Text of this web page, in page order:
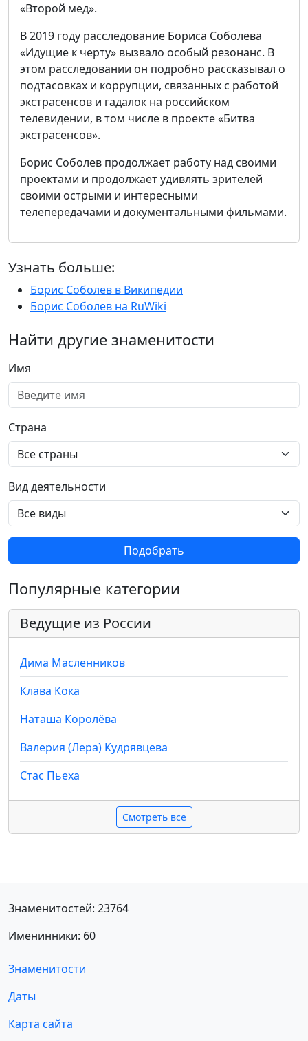
«Второй мед».
В 2019 году расследование Бориса Соболева
«Идущие к черту» вызвало особый резонанс. В
этом расследовании он подробно рассказывал о
подтасовках и коррупции, связанных с работой
экстрасенсов и гадалок на российском
телевидении, в том числе в проекте «Битва
экстрасенсов».
Борис Соболев продолжает работу над своими
проектами и продолжает удивлять зрителей
своими острыми и интересными
телепередачами и документальными фильмами.
Узнать больше:
Борис Соболев в Википедии
Борис Соболев на RuWiki
Найти другие знаменитости
Имя
Страна
Вид деятельности
Подобрать
Популярные категории
Ведущие из России
Дима Масленников
Клава Кока
Наташа Королёва
Валерия (Лера) Кудрявцева
Стас Пьеха
Смотреть все
Знаменитостей: 23764
Именинники: 60
Знаменитости
Даты
Карта сайта